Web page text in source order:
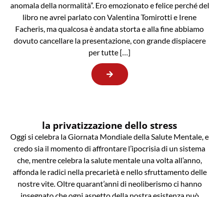
anomala della normalità”. Ero emozionato e felice perché del
libro ne avrei parlato con Valentina Tomirotti e Irene
Facheris, ma qualcosa è andata storta e alla fine abbiamo
dovuto cancellare la presentazione, con grande dispiacere
per tutte […]
la privatizzazione dello stress
Oggi si celebra la Giornata Mondiale della Salute Mentale, e
credo sia il momento di affrontare l’ipocrisia di un sistema
che, mentre celebra la salute mentale una volta all’anno,
affonda le radici nella precarietà e nello sfruttamento delle
nostre vite. Oltre quarant’anni di neoliberismo ci hanno